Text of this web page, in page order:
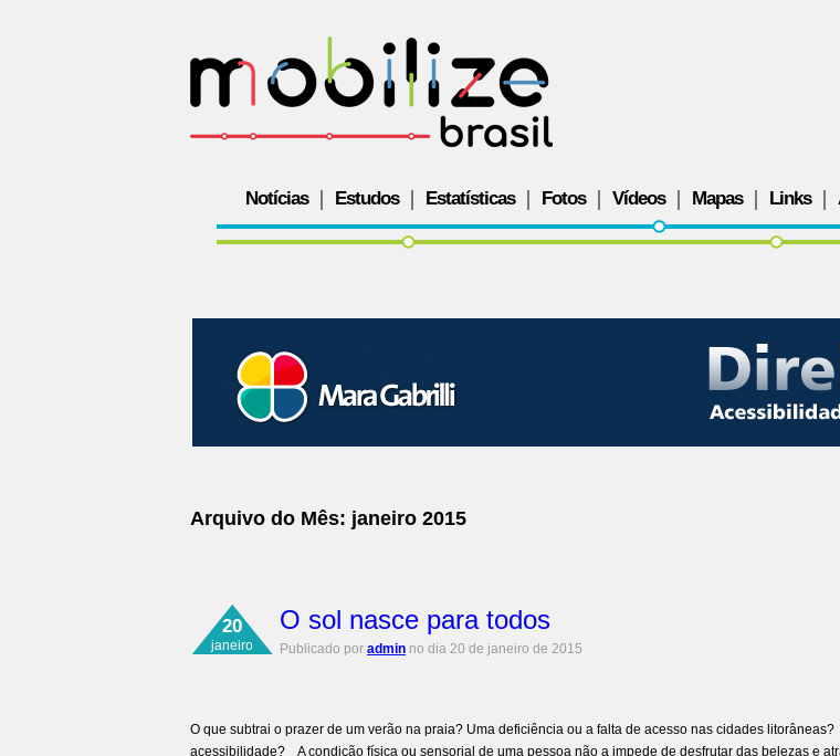
Notícias Estudos Estatísticas Fotos Vídeos Mapas Links
Arquivo do Mês: janeiro 2015
20
janeiro
O sol nasce para todos
Publicado por admin no dia 20 de janeiro de 2015
O que subtrai o prazer de um verão na praia? Uma deficiência ou a falta de acesso nas cidades
acessibilidade? A condição física ou sensorial de uma pessoa não a impede de desfrutar das belezas e